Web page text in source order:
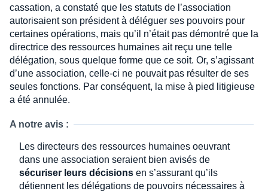
cassation, a constaté que les statuts de l’association
autorisaient son président à déléguer ses pouvoirs pour
certaines opérations, mais qu’il n’était pas démontré que la
directrice des ressources humaines ait reçu une telle
délégation, sous quelque forme que ce soit. Or, s’agissant
d’une association, celle-ci ne pouvait pas résulter de ses
seules fonctions. Par conséquent, la mise à pied litigieuse
a été annulée.
A notre avis :
Les directeurs des ressources humaines oeuvrant
dans une association seraient bien avisés de
sécuriser leurs décisions en s’assurant qu’ils
détiennent les délégations de pouvoirs nécessaires à